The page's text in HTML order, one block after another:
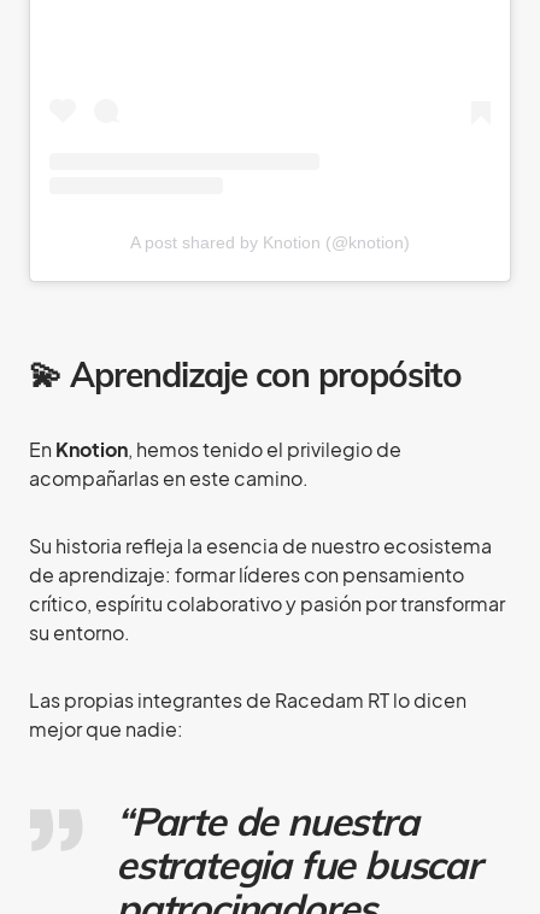
A post shared by Knotion (@knotion)
💫 Aprendizaje con propósito
En Knotion, hemos tenido el privilegio de
acompañarlas en este camino.
Su historia refleja la esencia de nuestro ecosistema
de aprendizaje: formar líderes con pensamiento
crítico, espíritu colaborativo y pasión por transformar
su entorno.
Las propias integrantes de Racedam RT lo dicen
mejor que nadie:
“Parte de nuestra
estrategia fue buscar